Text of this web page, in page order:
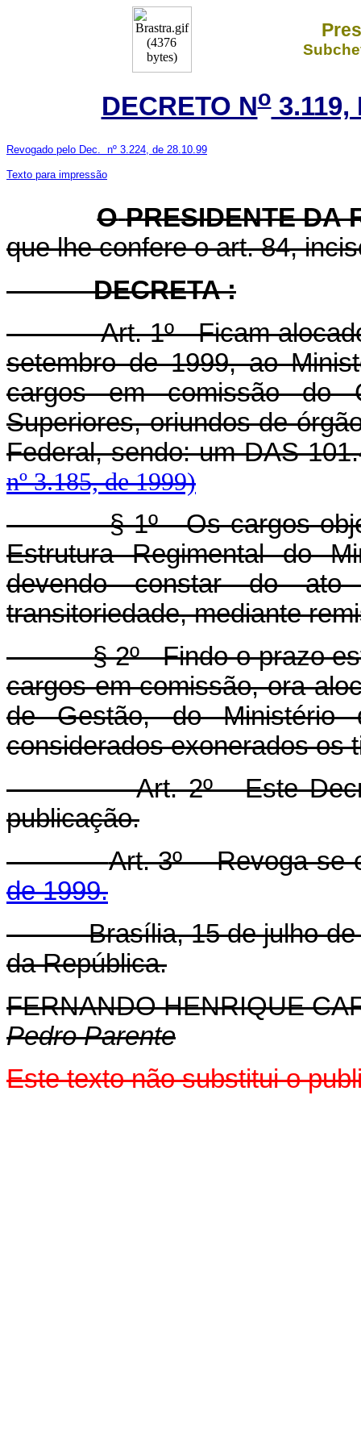
DECRETO No3.119,
Revogado pelo Dec. nº 3.224, de 28.10.99
Texto para impressão
O PRESIDENTE DA
que lhe confere o art. 84,
DECRETA :
Art. 1º Ficam
setembro de 1999, ao
cargos em comissão do
Superiores, oriundos de
Federal, sendo: um DAS
nº 3.185, de 1999)
§ 1º Os cargos objeto
Estrutura Regimental do
devendo constar do
transitoriedade, mediante
§ 2º Findo o prazo
cargos em comissão, ora
de Gestão, do Ministério
considerados exonerados os
Art. 2º Este
publicação.
Art. 3º Revoga-se
de 1999.
Brasília, 15 de julho de
da República.
FERNANDO HENRIQUE
Pedro Parente
Este texto não substitui o